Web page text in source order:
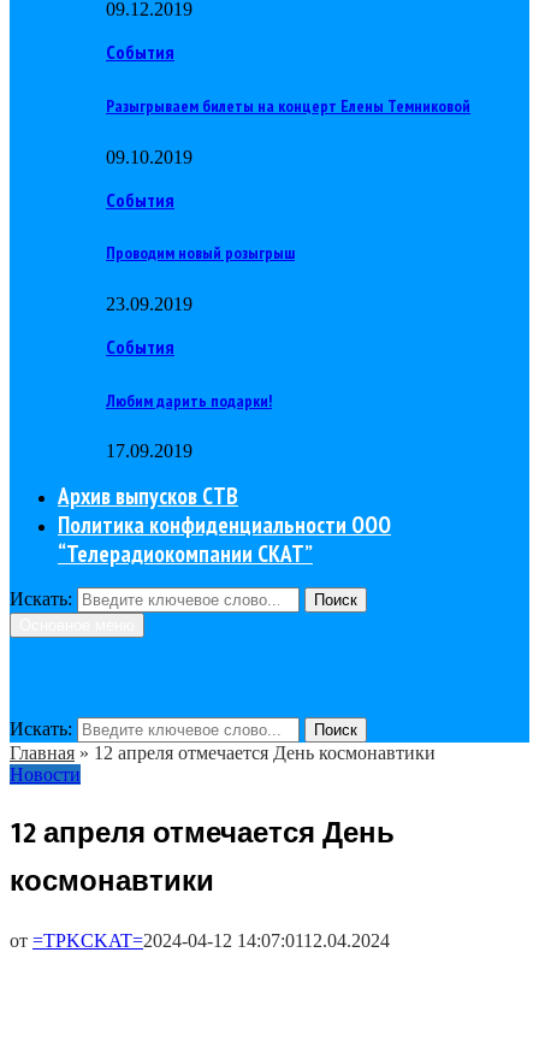
09.12.2019
События
Разыгрываем билеты на концерт Елены Темниковой
09.10.2019
События
Проводим новый розыгрыш
23.09.2019
События
Любим дарить подарки!
17.09.2019
Архив выпусков СТВ
Политика конфиденциальности ООО
“Телерадиокомпании СКАТ”
Искать:
Поиск
Искать: Поиск
Главная » 12 апреля отмечается День космонавтики
Новости
12 апреля отмечается День
космонавтики
от =TPKCKAT=2024-04-12 14:07:0112.04.2024